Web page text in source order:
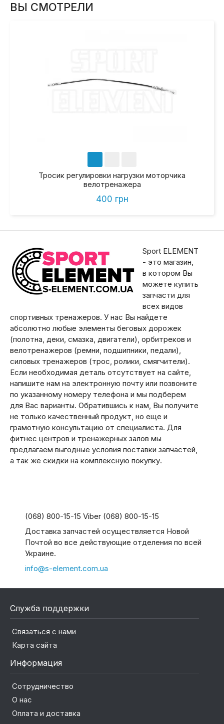
ВЫ СМОТРЕЛИ
Тросик регулировки нагрузки моторчика
велотренажера
400 грн
Sport ELEMENT
- это магазин,
в котором Вы
можете купить
запчасти для
всех видов
спортивных тренажеров. У нас Вы найдете
абсолютно любые элементы беговых дорожек
(полотна, деки, смазка, двигатели), орбитреков и
велотренажеров (ремни, подшипники, педали),
силовых тренажеров (трос, ролики, смягчители).
Если необходимая деталь отсутствует на сайте,
напишите нам на электронную почту или позвоните
по указанному номеру телефона и мы подберем
для Вас варианты. Обратившись к нам, Вы получите
не только качественный продукт, но еще и
грамотную консультацию от специалиста. Для
фитнес центров и тренажерных залов мы
предлагаем выгодные условия поставки запчастей,
а так же скидки на комплексную покупку.
(068) 800-15-15 Viber (068) 800-15-15
Доставка запчастей осуществляется Новой
Почтой во все действующие отделения по всей
Украине.
info@s-element.com.ua
Служба поддержки
Связаться с нами
Карта сайта
Информация
Сотрудничество
О нас
Оплата и доставка